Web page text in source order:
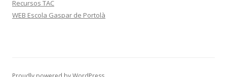
Recursos TAC
WEB Escola Gaspar de Portolà